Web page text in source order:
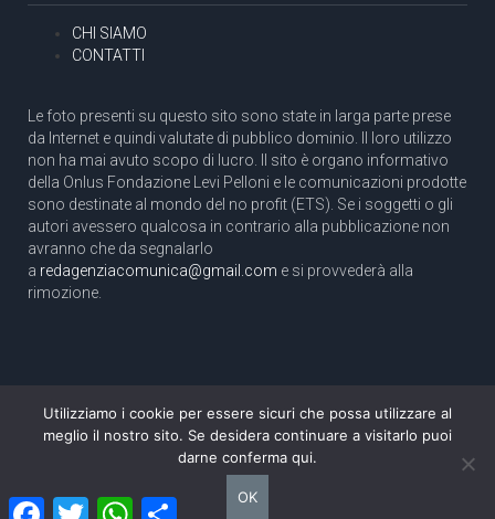
CHI SIAMO
CONTATTI
Le foto presenti su questo sito sono state in larga parte prese
da Internet e quindi valutate di pubblico dominio. Il loro utilizzo
non ha mai avuto scopo di lucro. Il sito è organo informativo
della Onlus Fondazione Levi Pelloni e le comunicazioni prodotte
sono destinate al mondo del no profit (ETS). Se i soggetti o gli
autori avessero qualcosa in contrario alla pubblicazione non
avranno che da segnalarlo
a redagenziacomunica@gmail.com e si provvederà alla
rimozione.
Copyright 2003 com.unica - Tutti i diritti riservati
Aut. Tribunale di Roma N. 466/2003 dell'11/11/2003
Direttore responsabile: Pino Pelloni [direttore@agenziacomunica.net]
FacebookTwitter WhatsAppCondividi
Utilizziamo i cookie per essere sicuri che possa utilizzare al
meglio il nostro sito. Se desidera continuare a visitarlo puoi
darne conferma qui.
OK